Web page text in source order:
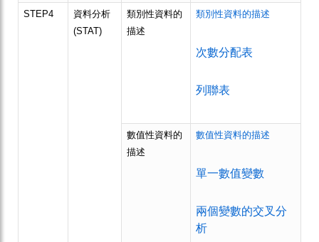
STEP4
資料分析
(STAT)
類別性資料的
描述
類別性資料的描述
次數分配表
列聯表
數值性資料的
描述
數值性資料的描述
單一數值變數
兩個變數的交叉分
析